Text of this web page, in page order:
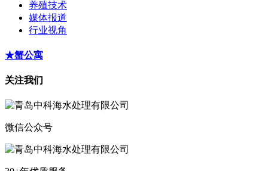
养殖技术
媒体报道
行业视角
★蟹公寓
关注我们
微信公众号